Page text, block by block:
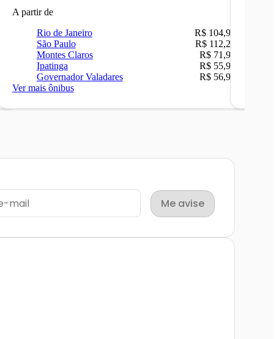
A partir de
Rio de Janeiro
R$ 104,90
São Paulo
R$ 112,26
Montes Claros
R$ 71,90
Ipatinga
R$ 55,90
Governador Valadares
R$ 56,90
Ver mais ônibus
Me avise